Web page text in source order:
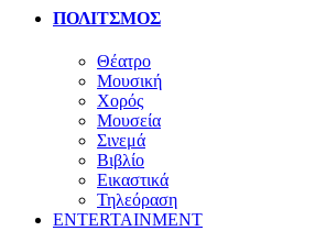
ΠΟΛΙΤΣΜΟΣ
Θέατρο
Μουσική
Χορός
Μουσεία
Σινεμά
Βιβλίο
Εικαστικά
Τηλεόραση
ENTERTAINMENT